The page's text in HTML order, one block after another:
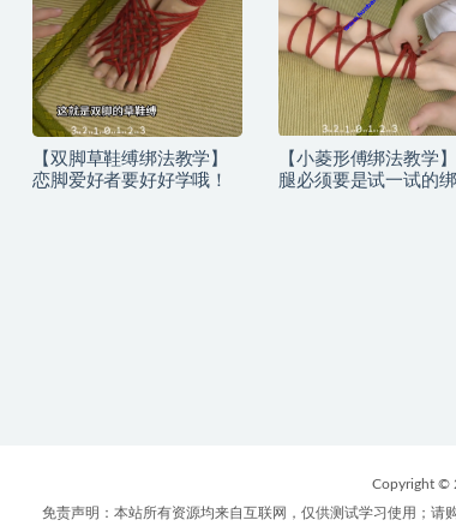
【双脚草鞋缚绑法教学】
恋脚爱好者要好好学哦！
【小菱形傅绑法教学
腿必须要是试一试的绑
Copyright ©
免责声明：本站所有资源均来自互联网，仅供测试学习使用；请